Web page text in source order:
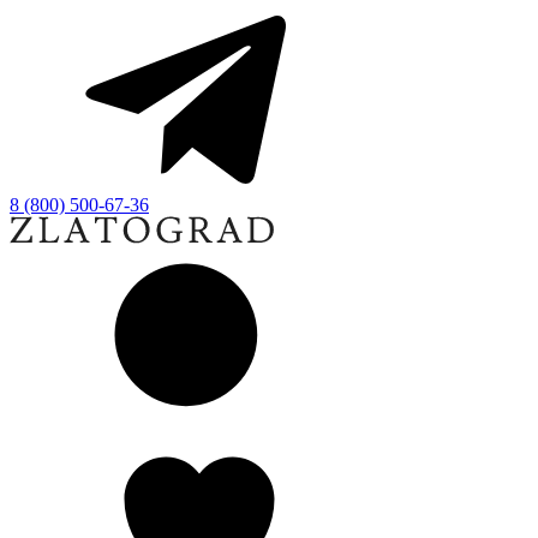
8 (800) 500-67-36